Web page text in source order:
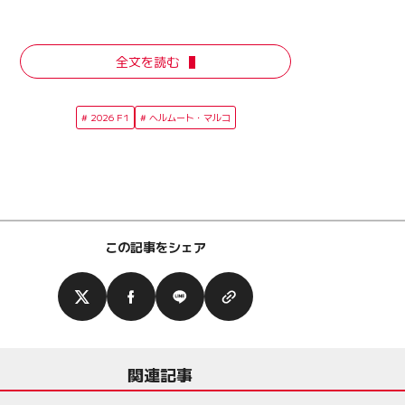
全文を読む
2026 F1 ヘルムート・マルコ
この記事をシェア
関連記事